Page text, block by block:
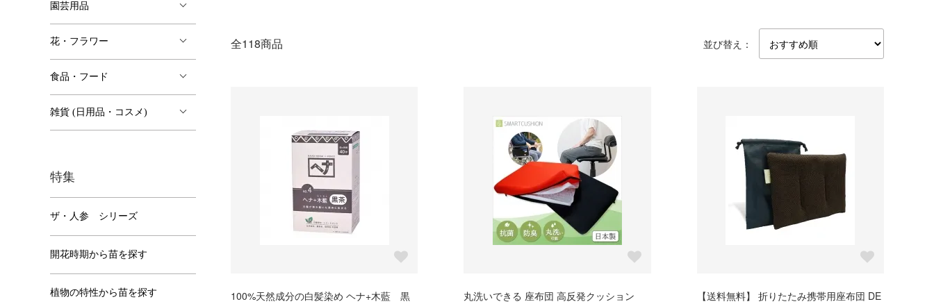
全118商品 並び替え：
100%天然成分の白髪染め ヘナ+木藍 黒
丸洗いできる 座布団 高反発クッション
【送料無料】 折りたたみ携帯用座布団 DE
園芸用品
花・フラワー
食品・フード
雑貨 (日用品・コスメ)
特集
ザ・人参 シリーズ
開花時期から苗を探す
植物の特性から苗を探す